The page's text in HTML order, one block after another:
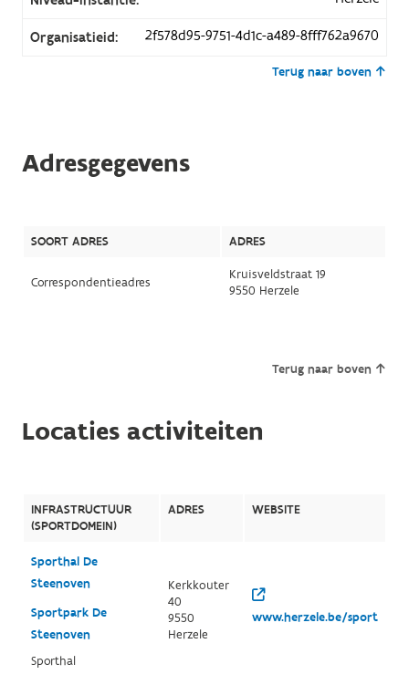
Organisatieid: 2f578d95-9751-4d1c-a489-8fff762a9670
Terug naar boven
Adresgegevens
SOORT ADRES ADRES
Correspondentieadres
Kruisveldstraat 19
9550 Herzele
Terug naar boven
Locaties activiteiten
INFRASTRUCTUUR
(SPORTDOMEIN)
ADRES WEBSITE
Sporthal De
Steenoven
Sportpark De
Steenoven
Sporthal
Kerkkouter
40
9550
Herzele
www.herzele.be/sport